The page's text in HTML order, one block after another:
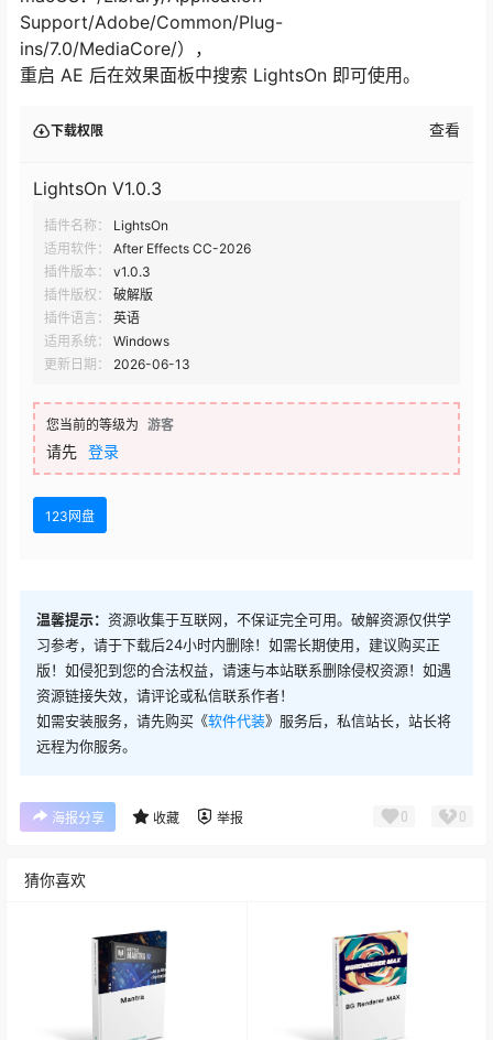
Support/Adobe/Common/Plug-
ins/7.0/MediaCore/），
重启 AE 后在效果面板中搜索 LightsOn 即可使用。
下载权限 查看
LightsOn V1.0.3
插件名称：
LightsOn
适用软件：
After Effects CC-2026
插件版本：
v1.0.3
插件版权：
破解版
插件语言：
英语
适用系统：
Windows
更新日期：
2026-06-13
您当前的等级为 游客
请先 登录
123网盘
温馨提示： 资源收集于互联网，不保证完全可用。破解资源仅供学
习参考，请于下载后24小时内删除！如需长期使用，建议购买正
版！如侵犯到您的合法权益，请速与本站联系删除侵权资源！如遇
资源链接失效，请评论或私信联系作者！
如需安装服务，请先购买《软件代装》服务后，私信站长，站长将
远程为你服务。
海报分享 收藏 举报 0 0
猜你喜欢